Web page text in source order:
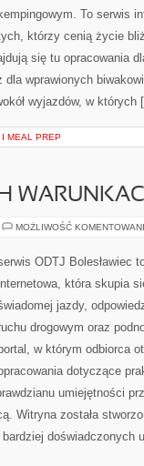
kempingowym. To serwis
którzy cenią życie
się tu opracowania
wprawionych
wyjazdów, w
MEAL PREP
MOŻLIWOŚĆ
ODTJ Bolesławiec
która skupia
jazdy,
drogowym oraz
w którym odbiorca
dotyczące
umiejętności
Witryna została
doświadczonych